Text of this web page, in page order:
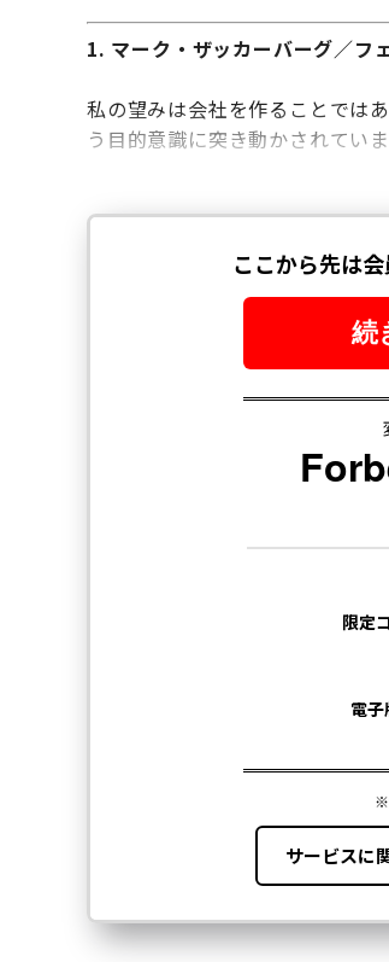
1. マーク・ザッカーバーグ／フ
私の望みは会社を作ることでは
う目的意識に突き動かされていま